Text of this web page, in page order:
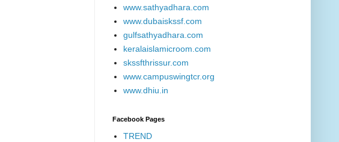
www.sathyadhara.com
www.dubaiskssf.com
gulfsathyadhara.com
keralaislamicroom.com
skssfthrissur.com
www.campuswingtcr.org
www.dhiu.in
Facebook Pages
TREND